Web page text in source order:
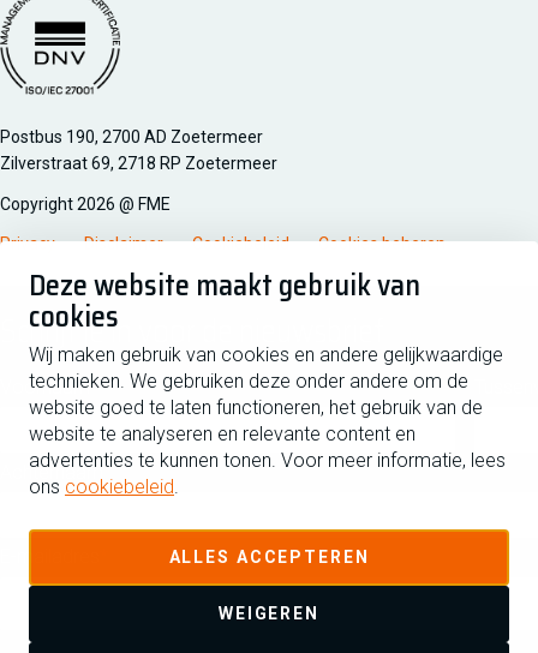
Deze website maakt gebruik van
cookies
Wij maken gebruik van cookies en andere gelijkwaardige
technieken. We gebruiken deze onder andere om de
website goed te laten functioneren, het gebruik van de
website te analyseren en relevante content en
advertenties te kunnen tonen. Voor meer informatie, lees
ons cookiebeleid.
ALLES ACCEPTEREN
WEIGEREN
Managementsyteem certificatie DNV iso/iec 27001
Postbus 190, 2700 AD Zoetermeer
Zilverstraat 69, 2718 RP Zoetermeer
Copyright 2026 @ FME
Privacy Disclaimer Cookiebeleid Cookies beheren
Schrijf je in voor de nieuwsbrief
Voornaam
Achternaam